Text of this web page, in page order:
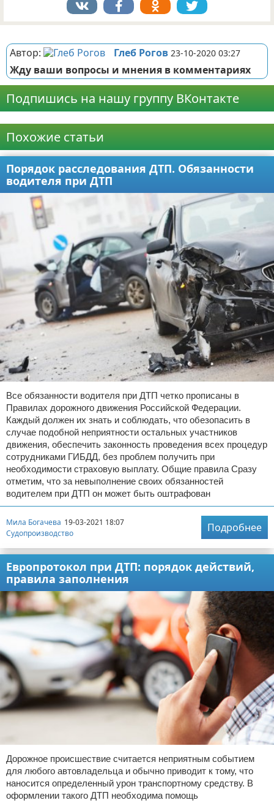
Автор: Глеб Рогов 23-10-2020 03:27
Жду ваши вопросы и мнения в комментариях
Подпишись на нашу группу ВКонтакте
Похожие статьи
Порядок расследования ДТП. Обязанности
водителя при ДТП
Все обязанности водителя при ДТП четко прописаны в
Правилах дорожного движения Российской Федерации.
Каждый должен их знать и соблюдать, что обезопасить в
случае подобной неприятности остальных участников
движения, обеспечить законность проведения всех процедур
сотрудниками ГИБДД, без проблем получить при
необходимости страховую выплату. Общие правила Сразу
отметим, что за невыполнение своих обязанностей
водителем при ДТП он может быть оштрафован
Мила Богачева 19-03-2021 18:07
Судопроизводство
Подробнее
Европротокол при ДТП: порядок действий,
правила заполнения
Дорожное происшествие считается неприятным событием
для любого автовладельца и обычно приводит к тому, что
наносится определенный урон транспортному средству. В
оформлении такого ДТП необходима помощь